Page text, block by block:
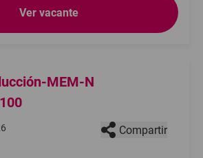
Ver vacante
MEM-N
Compartir